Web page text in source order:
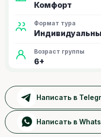
Комфорт
Формат тура
Возраст группы
6+
Написать в
Написать в